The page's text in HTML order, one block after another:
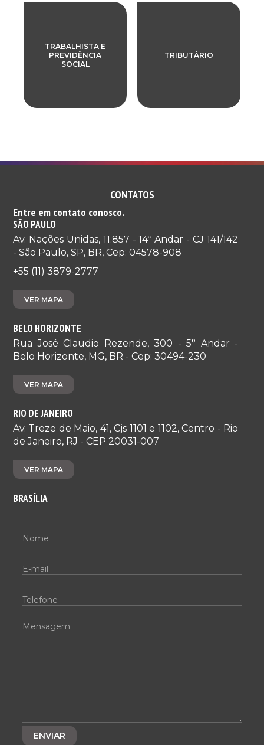
TRABALHISTA E
PREVIDÊNCIA
SOCIAL
TRIBUTÁRIO
CONTATOS
Entre em contato conosco.
SÃO PAULO
Av. Nações Unidas, 11.857 - 14º Andar - CJ 141/142
- São Paulo, SP, BR, Cep: 04578-908
+55 (11) 3879-2777
VER MAPA
BELO HORIZONTE
Rua José Claudio Rezende, 300 - 5° Andar -
Belo Horizonte, MG, BR - Cep: 30494-230
VER MAPA
RIO DE JANEIRO
Av. Treze de Maio, 41, Cjs 1101 e 1102, Centro - Rio
de Janeiro, RJ - CEP 20031-007
VER MAPA
BRASÍLIA